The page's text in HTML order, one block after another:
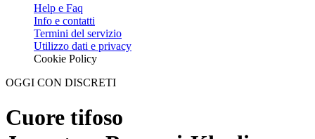
Help e Faq
Info e contatti
Termini del servizio
Utilizzo dati e privacy
Cookie Policy
OGGI CON DISCRETI
Cuore tifoso